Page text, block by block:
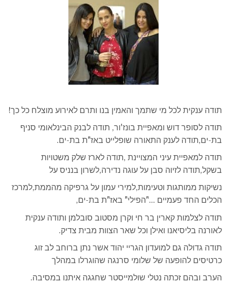
תודה ענקית לכל מי שתמך והאמין בנו ותרם לאירוע מוצלח כל כך!
תודה לסופר דוש ומאפיית בונז'ור, תודה לבנק הבינלאומי סניף
בת-ים,תודה לענק התאורה שופלייט באז"ת בת-ים.
תודה למאפיית עיני המצויינת ,תודה לארז שלק משטויות
בשקל,תודה לזיוה סבן על עוגה נדירה,לשרון בנניס על
נשיקות ממותגות וטעימות,למירי עמון על גרפיקה מהממת,למרכז
הכלים החד פעמיים …"הפילי" באז"ת בת-ים,
תודה לצלמות קארין בר חי וקרן מסטוב סובלמן ותודה ענקית
לאורנה בליסיאנו ואילן וכל שאר הצוות מבית צדיק.
תודה גדולה גם למועדון הגריי יהוד אשר נתן ברוחב לב זוג
כרטיסים להופעה של שלומי סרנגה שהוגרלו במהלך
הערב ובהם זכתה נטלי שולמייסטר שחגגה איתנו במסיבה.